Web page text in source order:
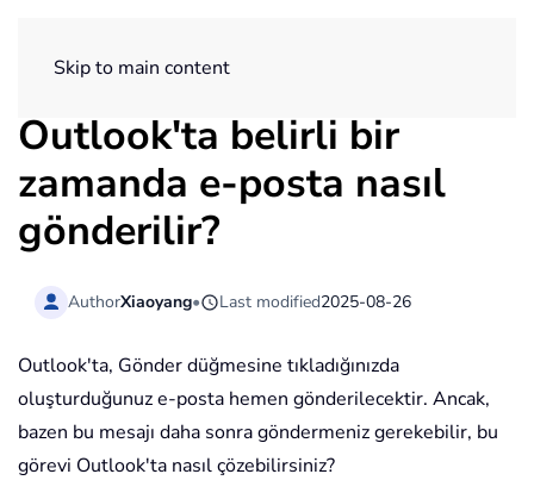
Skip to main content
Outlook'ta belirli bir
zamanda e-posta nasıl
gönderilir?
AuthorXiaoyang• Last modified2025-08-26
Outlook'ta, Gönder düğmesine tıkladığınızda
oluşturduğunuz e-posta hemen gönderilecektir. Ancak,
bazen bu mesajı daha sonra göndermeniz gerekebilir, bu
görevi Outlook'ta nasıl çözebilirsiniz?